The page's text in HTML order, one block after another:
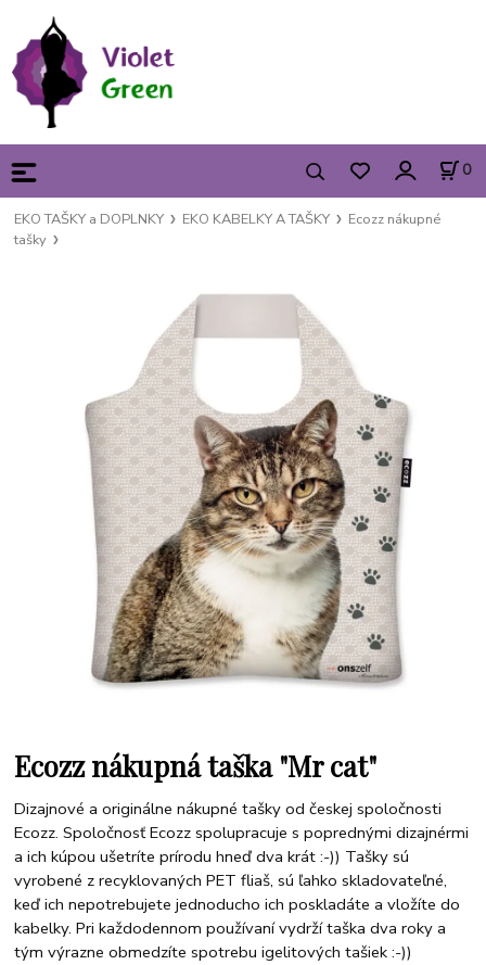
0
EKO TAŠKY a DOPLNKY EKO KABELKY A TAŠKY
Ecozz nákupné
tašky
Ecozz nákupná taška "Mr cat"
Dizajnové a originálne nákupné tašky od českej spoločnosti
Ecozz. Spoločnosť Ecozz spolupracuje s poprednými dizajnérmi
a ich kúpou ušetríte prírodu hneď dva krát :-)) Tašky sú
vyrobené z recyklovaných PET fliaš, sú ľahko skladovateľné,
keď ich nepotrebujete jednoducho ich poskladáte a vložíte do
kabelky. Pri každodennom používaní vydrží taška dva roky a
tým výrazne obmedzíte spotrebu igelitových tašiek :-))